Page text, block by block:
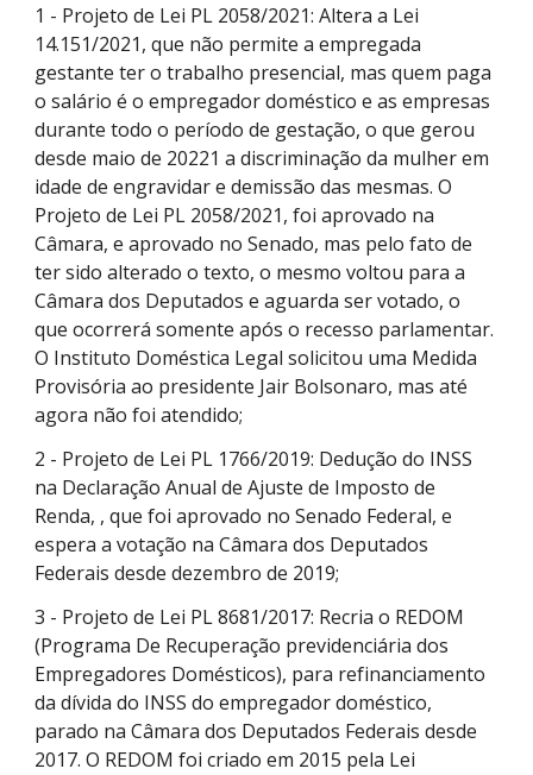
1 - Projeto de Lei PL 2058/2021: Altera a Lei
14.151/2021, que não permite a empregada
gestante ter o trabalho presencial, mas quem paga
o salário é o empregador doméstico e as empresas
durante todo o período de gestação, o que gerou
desde maio de 20221 a discriminação da mulher em
idade de engravidar e demissão das mesmas. O
Projeto de Lei PL 2058/2021, foi aprovado na
Câmara, e aprovado no Senado, mas pelo fato de
ter sido alterado o texto, o mesmo voltou para a
Câmara dos Deputados e aguarda ser votado, o
que ocorrerá somente após o recesso parlamentar.
O Instituto Doméstica Legal solicitou uma Medida
Provisória ao presidente Jair Bolsonaro, mas até
agora não foi atendido;
2 - Projeto de Lei PL 1766/2019: Dedução do INSS
na Declaração Anual de Ajuste de Imposto de
Renda, , que foi aprovado no Senado Federal, e
espera a votação na Câmara dos Deputados
Federais desde dezembro de 2019;
3 - Projeto de Lei PL 8681/2017: Recria o REDOM
(Programa De Recuperação previdenciária dos
Empregadores Domésticos), para refinanciamento
da dívida do INSS do empregador doméstico,
parado na Câmara dos Deputados Federais desde
2017. O REDOM foi criado em 2015 pela Lei